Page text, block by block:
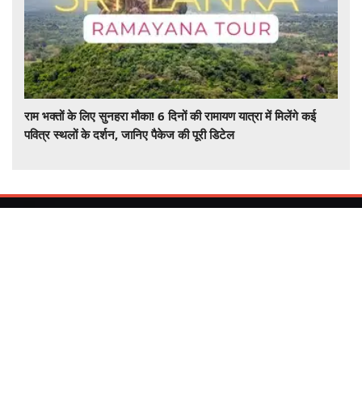
राम भक्तों के लिए सुनहरा मौका! 6 दिनों की रामायण यात्रा में मिलेंगे कई
पवित्र स्थलों के दर्शन, जानिए पैकेज की पूरी डिटेल